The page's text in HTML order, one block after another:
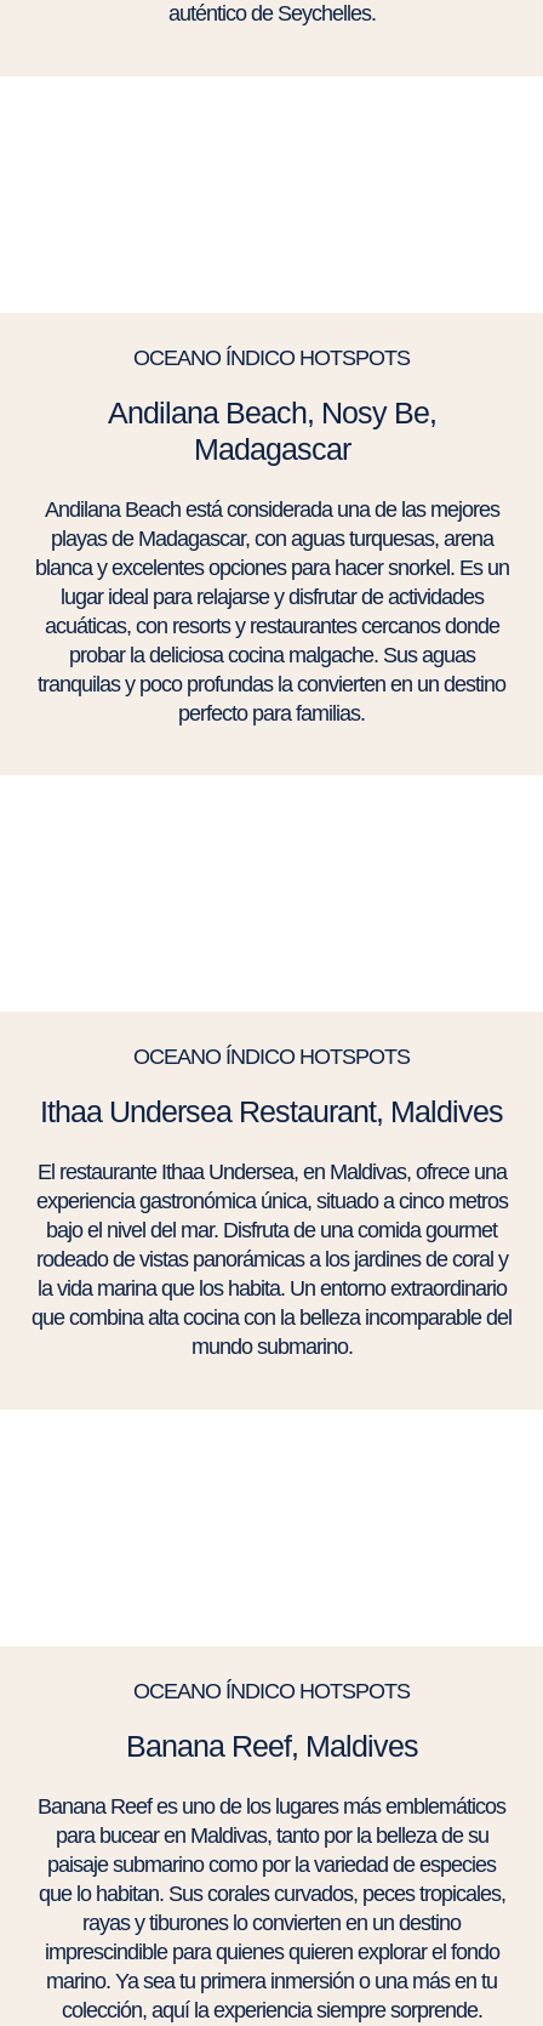
auténtico de Seychelles.
OCEANO ÍNDICO HOTSPOTS
Andilana Beach, Nosy Be,
Madagascar
Andilana Beach está considerada una de las mejores
playas de Madagascar, con aguas turquesas, arena
blanca y excelentes opciones para hacer snorkel. Es un
lugar ideal para relajarse y disfrutar de actividades
acuáticas, con resorts y restaurantes cercanos donde
probar la deliciosa cocina malgache. Sus aguas
tranquilas y poco profundas la convierten en un destino
perfecto para familias.
OCEANO ÍNDICO HOTSPOTS
Ithaa Undersea Restaurant, Maldives
El restaurante Ithaa Undersea, en Maldivas, ofrece una
experiencia gastronómica única, situado a cinco metros
bajo el nivel del mar. Disfruta de una comida gourmet
rodeado de vistas panorámicas a los jardines de coral y
la vida marina que los habita. Un entorno extraordinario
que combina alta cocina con la belleza incomparable del
mundo submarino.
OCEANO ÍNDICO HOTSPOTS
Banana Reef, Maldives
Banana Reef es uno de los lugares más emblemáticos
para bucear en Maldivas, tanto por la belleza de su
paisaje submarino como por la variedad de especies
que lo habitan. Sus corales curvados, peces tropicales,
rayas y tiburones lo convierten en un destino
imprescindible para quienes quieren explorar el fondo
marino. Ya sea tu primera inmersión o una más en tu
colección, aquí la experiencia siempre sorprende.